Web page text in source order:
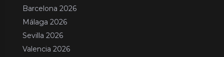
Barcelona 2026
Málaga 2026
Sevilla 2026
Valencia 2026